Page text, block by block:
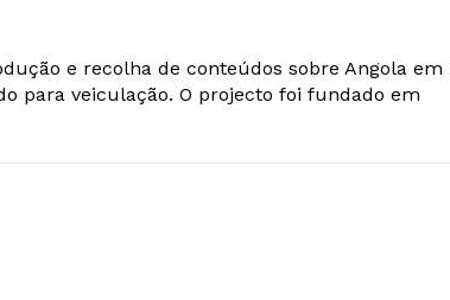
e recolha de conteúdos sobre Angola em
para veiculação. O projecto foi fundado em